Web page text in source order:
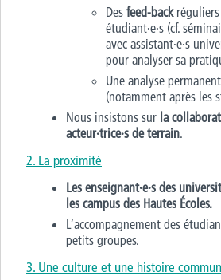
Des feed-backréguliers
étudiant·e·s (cf.
avec assistant·e·s
pour analyser sa
Une analyse
(notamment après les
Nous insistons sur la
acteur·trice·s de terrain.
2. La proximité
Les enseignant·e·s des
les campus des Hautes Écoles.
L’accompagnement des
petits groupes.
3. Une culture et une histoire